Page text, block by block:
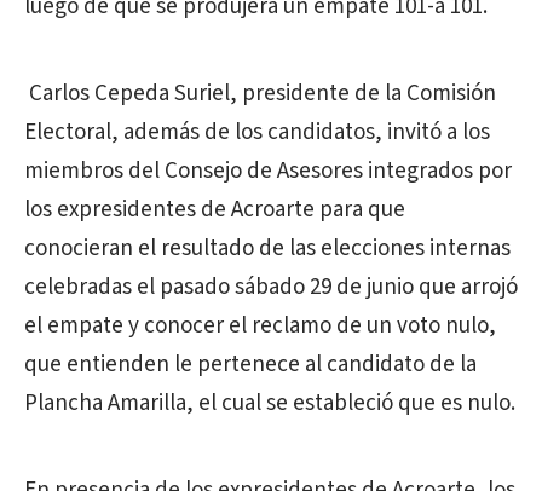
luego de que se produjera un empate 101-a 101.
Carlos Cepeda Suriel, presidente de la Comisión
Electoral, además de los candidatos, invitó a los
miembros del Consejo de Asesores integrados por
los expresidentes de Acroarte para que
conocieran el resultado de las elecciones internas
celebradas el pasado sábado 29 de junio que arrojó
el empate y conocer el reclamo de un voto nulo,
que entienden le pertenece al candidato de la
Plancha Amarilla, el cual se estableció que es nulo.